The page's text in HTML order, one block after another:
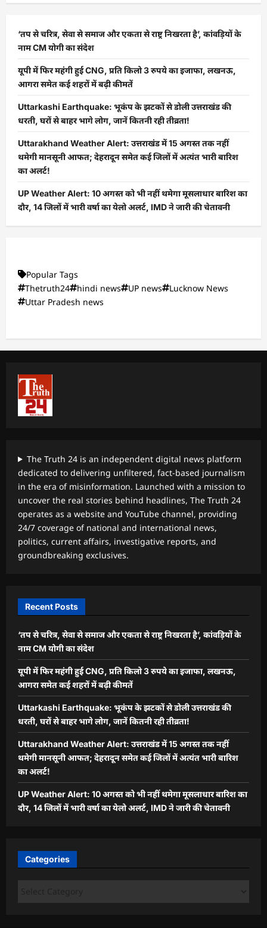
‘तप से चरित्र, सेवा से समाज और एकता से राष्ट्र निखरता है’, कांवड़ियों के
नाम CM योगी का संदेश
यूपी में फिर महंगी हुई CNG, प्रति किलो 3 रुपये का इजाफा, लखनऊ,
आगरा समेत कई शहरों में बढ़ी कीमतें
Uttarkashi Earthquake: भूकंप के झटकों से डोली उत्तराखंड की
धरती, घरों से बाहर भागे लोग, जानें कितनी रही तीव्रता!
Uttarakhand Weather Alert: उत्तराखंड में 15 अगस्त तक नहीं
थमेगी मानसूनी आफत; देहरादून समेत कई जिलों में अत्यंत भारी बारिश
का अलर्ट!
UP Weather Alert: 10 अगस्त को भी नहीं थमेगा मूसलाधार बारिश का
दौर, 14 जिलों में भारी वर्षा का येलो अलर्ट, IMD ने जारी की चेतावनी
Popular Tags
Thetruth24
hindi news UP news
Lucknow News
Uttar Pradesh news
The Truth 24 is an independent digital news platform
dedicated to delivering unfiltered, fact-based journalism
in the era of misinformation. Launched with a mission to
uncover the real stories behind headlines, The Truth 24
operates as a website and YouTube channel, providing
24/7 coverage of national and international news,
politics, current affairs, investigative reports, and
groundbreaking exclusives.
Recent Posts
‘तप से चरित्र, सेवा से समाज और एकता से राष्ट्र निखरता है’, कांवड़ियों के
नाम CM योगी का संदेश
यूपी में फिर महंगी हुई CNG, प्रति किलो 3 रुपये का इजाफा, लखनऊ,
आगरा समेत कई शहरों में बढ़ी कीमतें
Uttarkashi Earthquake: भूकंप के झटकों से डोली उत्तराखंड की
धरती, घरों से बाहर भागे लोग, जानें कितनी रही तीव्रता!
Uttarakhand Weather Alert: उत्तराखंड में 15 अगस्त तक नहीं
थमेगी मानसूनी आफत; देहरादून समेत कई जिलों में अत्यंत भारी बारिश
का अलर्ट!
UP Weather Alert: 10 अगस्त को भी नहीं थमेगा मूसलाधार बारिश का
दौर, 14 जिलों में भारी वर्षा का येलो अलर्ट, IMD ने जारी की चेतावनी
Categories